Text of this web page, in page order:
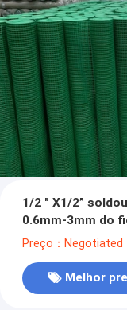
1/2 " X1/2”
0.6mm-3mm do
Preço：Negotiated
Melhor